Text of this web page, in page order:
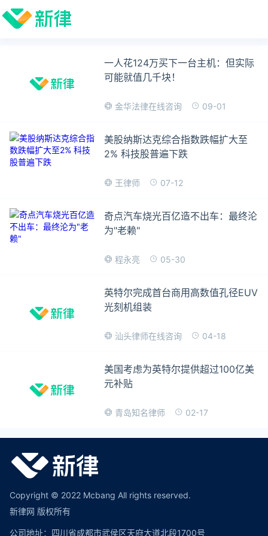
一人花124万买下一台主机：但实际
可能就值几千块！
金华法律在线咨询 09-01
美股纳斯达克综合指数跌幅扩大至
2% 科技股普遍下跌
王律师 07-12
奇点汽车烧光百亿造不出车：最终沦
为"老赖"
程永亮 05-30
英特尔完成首台商用高数值孔径EUV
光刻机组装
汕头律师在线咨询 04-18
美国考虑为英特尔提供超过100亿美
元补贴
青岛知名律师 02-17
Copyright © 2022 Mcbang All rights reserved.
新律网 版权所有
公司地址：四川省成都市武侯区天府大道北段1700号